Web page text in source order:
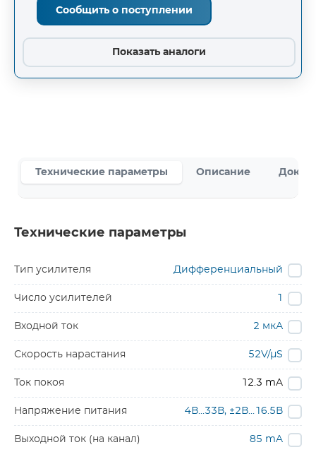
Сообщить о поступлении
Показать аналоги
Технические параметры Описание
Технические параметры
Тип усилителя Дифференциальный
Число усилителей
Входной ток 2 мкА
Скорость нарастания 52V/µS
Ток покоя 12.3 mA
Напряжение питания 4В…33В, ±2В…16.5В
Выходной ток (на канал) 85 mA